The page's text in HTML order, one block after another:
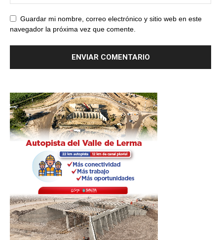
Guardar mi nombre, correo electrónico y sitio web en este
navegador la próxima vez que comente.